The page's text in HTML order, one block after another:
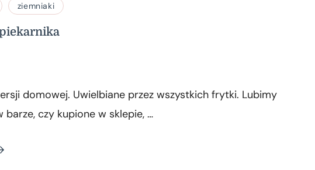
ziemniaki
domowej. Uwielbiane przez wszystkich frytki. Lubimy
barze, czy kupione w sklepie, …